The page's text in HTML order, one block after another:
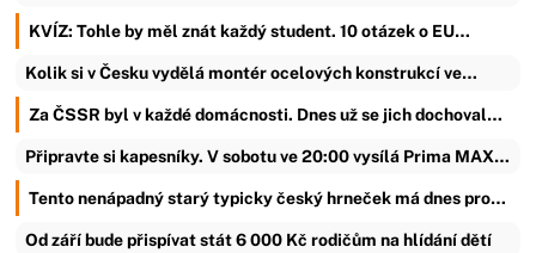
KVÍZ: Tohle by měl znát každý student. 10 otázek o EU…
Kolik si v Česku vydělá montér ocelových konstrukcí ve…
Za ČSSR byl v každé domácnosti. Dnes už se jich dochoval…
Připravte si kapesníky. V sobotu ve 20:00 vysílá Prima MAX…
Tento nenápadný starý typicky český hrneček má dnes pro…
Od září bude přispívat stát 6 000 Kč rodičům na hlídání dětí